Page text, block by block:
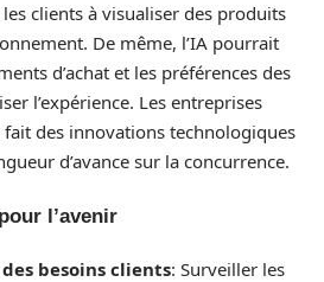
clients à visualiser des produits
De même, l’IA pourrait
d’achat et les préférences des
l’expérience. Les entreprises
des innovations technologiques
d’avance sur la concurrence.
l’avenir
besoins clients: Surveiller les